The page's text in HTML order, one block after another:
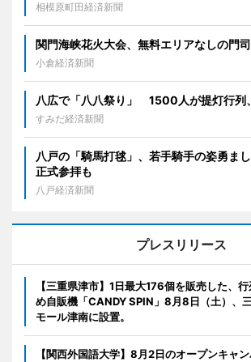
相模原町田経済新聞
関門海峡花火大会、無料エリアなしの門
小倉経済新聞
八広で「八八祭り」 1500人が提灯行列
すみだ経済新聞
八戸の「騎馬打毬」、若手騎手の姿勇
正式参拝も
八戸経済新聞
プレスリリース
【三重県津市】1日最大176個を販売した、
め自販機「CANDY SPIN」8月8日（土）、
モール津南に設置。
【関西外国語大学】8月2日のオープンキャ